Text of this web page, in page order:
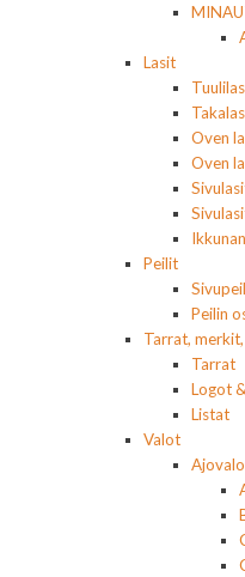
Lasit
Oven
Oven
Peilit
Peilin
Tarrat,
Tarrat
Logot
Listat
Valot